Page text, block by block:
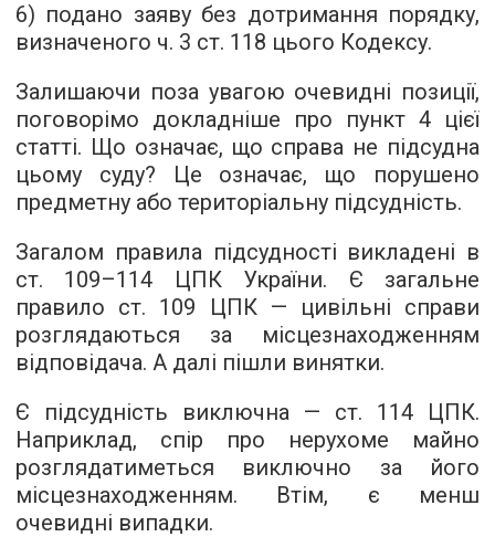
6) подано заяву без дотримання порядку,
визначеного ч. 3 ст. 118 цього Кодексу.
Залишаючи поза увагою очевидні позиції,
поговорімо докладніше про пункт 4 цієї
статті. Що означає, що справа не підсудна
цьому суду? Це означає, що порушено
предметну або територіальну підсудність.
Загалом правила підсудності викладені в
ст. 109–114 ЦПК України. Є загальне
правило ст. 109 ЦПК — цивільні справи
розглядаються за місцезнаходженням
відповідача. А далі пішли винятки.
Є підсудність виключна — ст. 114 ЦПК.
Наприклад, спір про нерухоме майно
розглядатиметься виключно за його
місцезнаходженням. Втім, є менш
очевидні випадки.